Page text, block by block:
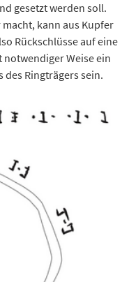
gesetzt werden soll.
kann aus Kupfer
Rückschlüsse auf eine
Weise ein
des Ringträgers sein.